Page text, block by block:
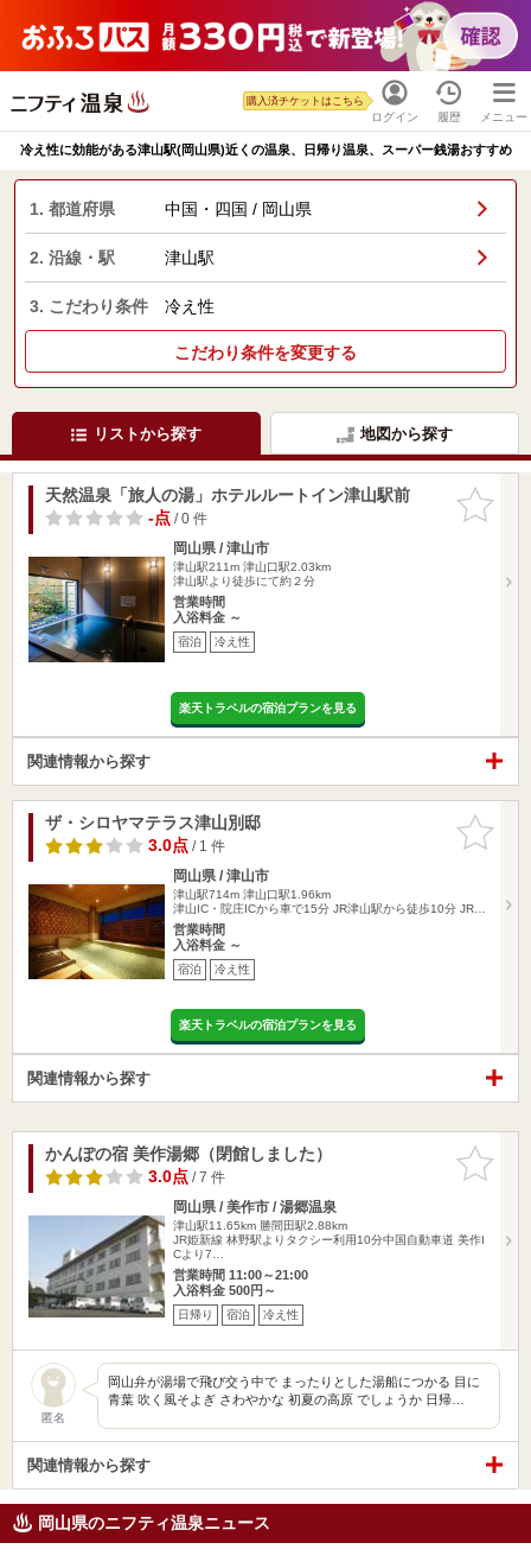
ログイン
購入済チケットはこちら
履歴 メニュー
冷え性に効能がある津山駅(岡山県)近くの温泉、日帰り温泉、スーパー銭湯おすすめ
1. 都道府県 中国・四国 / 岡山県
2. 沿線・駅 津山駅
3. こだわり条件 冷え性
こだわり条件を変更する
リストから探す 地図から探す
お気に入
りに追加
天然温泉「旅人の湯」ホテルルートイン津山駅前
-点/ 0 件
岡山県 / 津山市
津山駅211m 津山口駅2.03km
津山駅より徒歩にて約２分
営業時間
入浴料金 ～
宿泊 冷え性
楽天トラベルの宿泊プランを見る
関連情報から探す
お気に入
りに追加
ザ・シロヤマテラス津山別邸
3.0点/ 1 件
岡山県 / 津山市
津山駅714m 津山口駅1.96km
津山IC・院庄ICから車で15分 JR津山駅から徒歩10分 JR…
営業時間
入浴料金 ～
宿泊 冷え性
楽天トラベルの宿泊プランを見る
関連情報から探す
お気に入
りに追加
かんぽの宿 美作湯郷（閉館しました）
3.0点/ 7 件
岡山県 / 美作市 / 湯郷温泉
津山駅11.65km 勝間田駅2.88km
JR姫新線 林野駅よりタクシー利用10分中国自動車道 美作I
Cより7…
営業時間 11:00～21:00
入浴料金 500円～
日帰り 宿泊 冷え性
匿名
岡山弁が湯場で飛び交う中で まったりとした湯船につかる 目に
青葉 吹く風そよぎ さわやかな 初夏の高原 でしょうか 日帰…
関連情報から探す
岡山県のニフティ温泉ニュース